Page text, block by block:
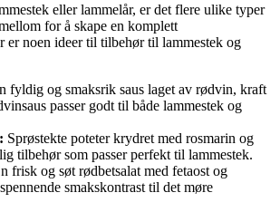
eller lammelår, er det flere ulike typer
for å skape en komplett
er noen ideer til tilbehør til lammestek og
fyldig og smaksrik saus laget av rødvin, kraft
passer godt til både lammestek og
Sprøstekte poteter krydret med rosmarin og
tilbehør som passer perfekt til lammestek.
frisk og søt rødbetsalat med fetaost og
smakskontrast til det møre